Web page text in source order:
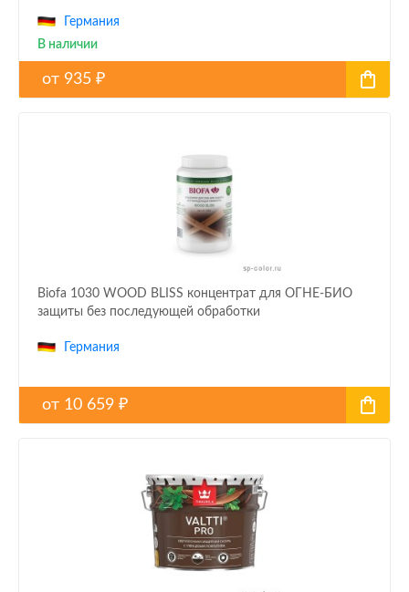
Германия
В наличии
от 935 ₽
Biofa 1030 WOOD BLISS концентрат для ОГНЕ-БИО
защиты без последующей обработки
Германия
от 10 659 ₽